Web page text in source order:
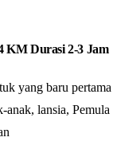
KM Durasi 2-3 Jam
yang baru
anak, lansia,